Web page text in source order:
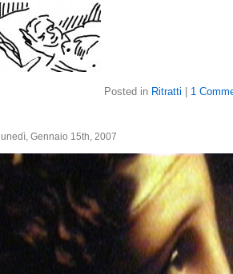
Posted in Ritratti 1
lunedì, Gennaio 15th, 2007